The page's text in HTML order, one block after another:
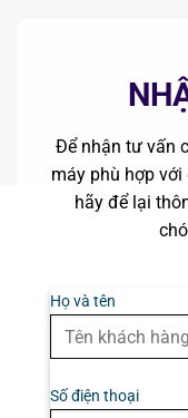
Để nhận tư vấn
máy phù hợp
hãy để lại
Họ và tên
Số điện thoại